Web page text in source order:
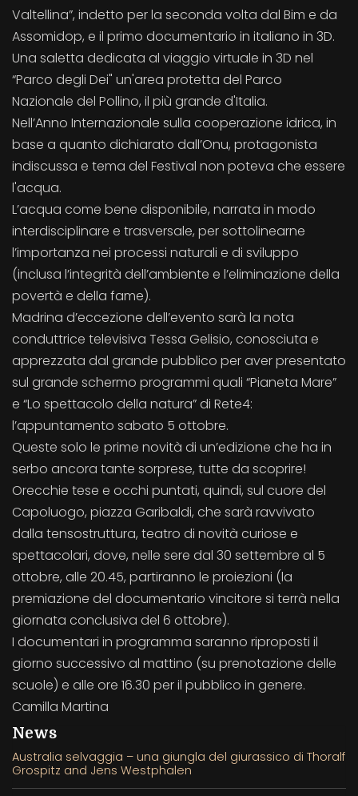
Valtellina”, indetto per la seconda volta dal Bim e da
Assomidop, e il primo documentario in italiano in 3D.
Una saletta dedicata al viaggio virtuale in 3D nel
“Parco degli Dei" un'area protetta del Parco
Nazionale del Pollino, il più grande d'Italia.
Nell’Anno Internazionale sulla cooperazione idrica, in
base a quanto dichiarato dall’Onu, protagonista
indiscussa e tema del Festival non poteva che essere
l'acqua.
L’acqua come bene disponibile, narrata in modo
interdisciplinare e trasversale, per sottolinearne
l’importanza nei processi naturali e di sviluppo
(inclusa l’integrità dell’ambiente e l’eliminazione della
povertà e della fame).
Madrina d’eccezione dell’evento sarà la nota
conduttrice televisiva Tessa Gelisio, conosciuta e
apprezzata dal grande pubblico per aver presentato
sul grande schermo programmi quali “Pianeta Mare”
e “Lo spettacolo della natura” di Rete4:
l’appuntamento sabato 5 ottobre.
Queste solo le prime novità di un’edizione che ha in
serbo ancora tante sorprese, tutte da scoprire!
Orecchie tese e occhi puntati, quindi, sul cuore del
Capoluogo, piazza Garibaldi, che sarà ravvivato
dalla tensostruttura, teatro di novità curiose e
spettacolari, dove, nelle sere dal 30 settembre al 5
ottobre, alle 20.45, partiranno le proiezioni (la
premiazione del documentario vincitore si terrà nella
giornata conclusiva del 6 ottobre).
I documentari in programma saranno riproposti il
giorno successivo al mattino (su prenotazione delle
scuole) e alle ore 16.30 per il pubblico in genere.
Camilla Martina
News
Australia selvaggia – una giungla del giurassico di Thoralf
Grospitz and Jens Westphalen